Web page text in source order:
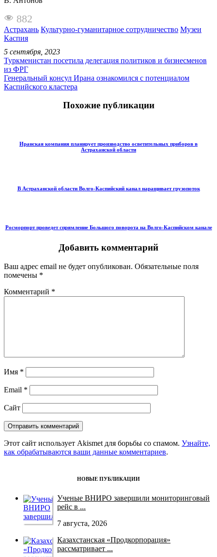
882
Астрахань Культурно-гуманитарное сотрудничество Музеи
Каспия
5 сентября, 2023
Туркменистан посетила делегация политиков и бизнесменов
из ФРГ
Генеральный консул Ирана ознакомился с потенциалом
Каспийского кластера
Похожие публикации
Иранская компания планирует производство осветительных приборов в
Астраханской области
В Астраханской области Волго-Каспийский канал наращивает грузопоток
Росморпорт проведет спрямление Большого поворота на Волго-Каспийском канале
Добавить комментарий
Ваш адрес email не будет опубликован. Обязательные поля
помечены *
Комментарий *
Имя *
Email *
Сайт
Этот сайт использует Akismet для борьбы со спамом. Узнайте,
как обрабатываются ваши данные комментариев.
НОВЫЕ ПУБЛИКАЦИИ
Ученые ВНИРО завершили мониторинговый
рейс в ...
7 августа, 2026
Казахстанская «Продкорпорация»
рассматривает ...